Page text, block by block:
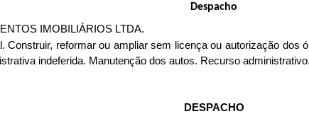
Despacho
IMOBILIÁRIOS LTDA.
Construir, reformar ou ampliar sem licença ou autorização dos
indeferida. Manutenção dos autos. Recurso
DESPACHO